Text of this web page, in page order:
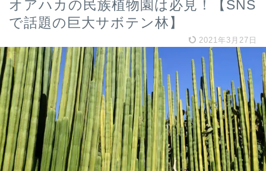
オアハカの民族植物園は必見！【SNS
で話題の巨大サボテン林】
2021年3月27日